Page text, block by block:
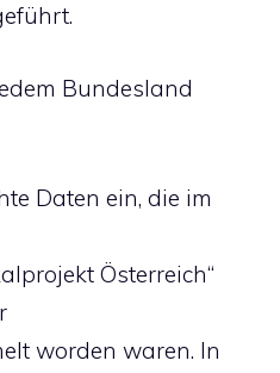
Bundesland
Daten ein, die im
Österreich“
worden waren. In